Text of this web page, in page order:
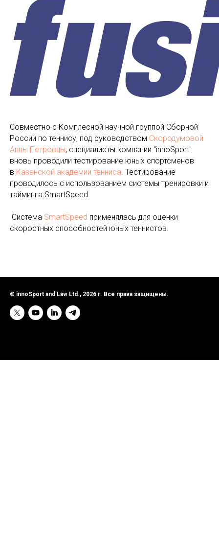
Совместно с Комплесной научной группой Сборной
России по теннису, под руководством Скородумовой
Анны Петровны, специалисты компании "innoSport"
вновь проводили тестирование юных спортсменов
в Казанской академии тенниса. Тестирование
проводилось с использованием системы тренировки и
тайминга SmartSpeed.
Система SmartSpeed применялась для оценки
скоростных способностей юных теннистов.
© innoSport and Law Ltd., 2026 г. Все права защищены.